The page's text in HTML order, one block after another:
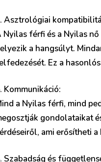
Asztrológiai
Nyilas férfi és a Nyilas
a hangsúlyt.
Ez a
Kommunikáció:
a Nyilas férfi, mind
gondolataikat
ami erősítheti
Szabadság és